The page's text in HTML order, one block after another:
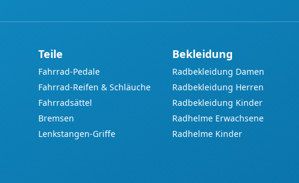
Teile
Fahrrad-Pedale
Fahrrad-Reifen & Schläuche
Fahrradsättel
Bremsen
Lenkstangen-Griffe
Bekleidung
Radbekleidung Damen
Radbekleidung Herren
Radbekleidung Kinder
Radhelme Erwachsene
Radhelme Kinder